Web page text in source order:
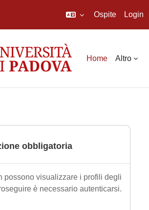
Ospite Login
Home Altro
obbligatoria
possono visualizzare i profili degli
è necessario autenticarsi.